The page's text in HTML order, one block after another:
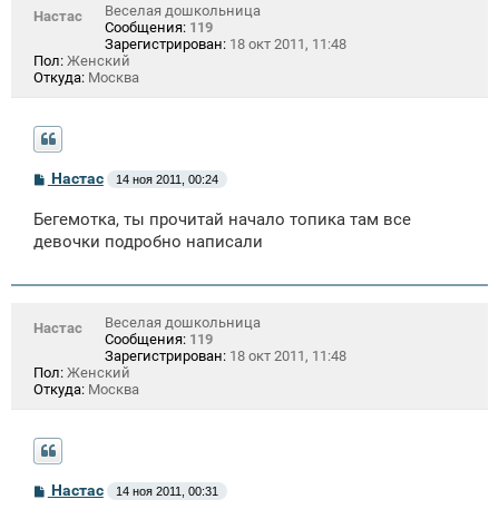
Настас
Веселая дошкольница
Сообщения: 119
Зарегистрирован: 18 окт 2011, 11:48
Пол: Женский
Откуда: Москва
С
о
б
щ
и
Настас 14 ноя 2011, 00:24
Бегемотка, ты прочитай начало топика там все
девочки подробно написали
Настас
Веселая дошкольница
Сообщения: 119
Зарегистрирован: 18 окт 2011, 11:48
Пол: Женский
Откуда: Москва
С
о
Настас 14 ноя 2011, 00:31